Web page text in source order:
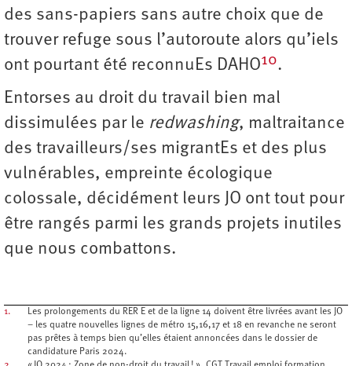
des sans-papiers sans autre choix que de
trouver refuge sous l’autoroute alors qu’iels
ont pourtant été reconnuEs DAHO10.
Entorses au droit du travail bien mal
dissimulées par le redwashing, maltraitance
des travailleurs/ses migrantEs et des plus
vulnérables, empreinte écologique
colossale, décidément leurs JO ont tout pour
être rangés parmi les grands projets inutiles
que nous combattons.
1.
Les prolongements du RER E et de la ligne 14 doivent être livrées avant les JO
– les quatre nouvelles lignes de métro 15,16,17 et 18 en revanche ne seront
pas prêtes à temps bien qu’elles étaient annoncées dans le dossier de
candidature Paris 2024.